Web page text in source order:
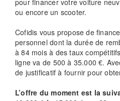
pour financer votre voiture
ou encore un scooter.
Cofidis vous propose de
personnel dont la durée de
à 84 mois à des taux
ligne va de 500 à 35.000 €.
de justificatif à fournir pour
L’offre du moment est la